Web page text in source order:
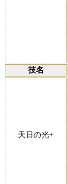
技名
天日の光+